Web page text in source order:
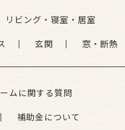
リビング・寝室・居室
玄関 窓・断熱
ムに関する質問
補助金について